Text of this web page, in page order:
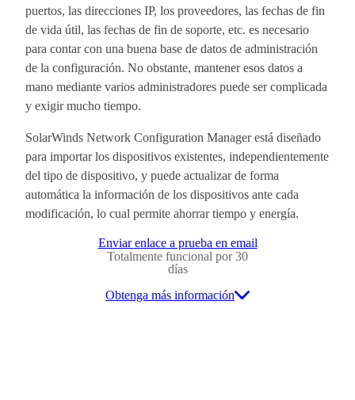
puertos, las direcciones IP, los proveedores, las fechas de fin
de vida útil, las fechas de fin de soporte, etc. es necesario
para contar con una buena base de datos de administración
de la configuración. No obstante, mantener esos datos a
mano mediante varios administradores puede ser complicada
y exigir mucho tiempo.
SolarWinds Network Configuration Manager está diseñado
para importar los dispositivos existentes, independientemente
del tipo de dispositivo, y puede actualizar de forma
automática la información de los dispositivos ante cada
modificación, lo cual permite ahorrar tiempo y energía.
Enviar enlace a prueba en email
Totalmente funcional por 30
días
Obtenga más información